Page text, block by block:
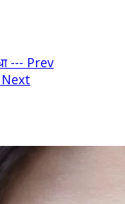
--- Prev
Next